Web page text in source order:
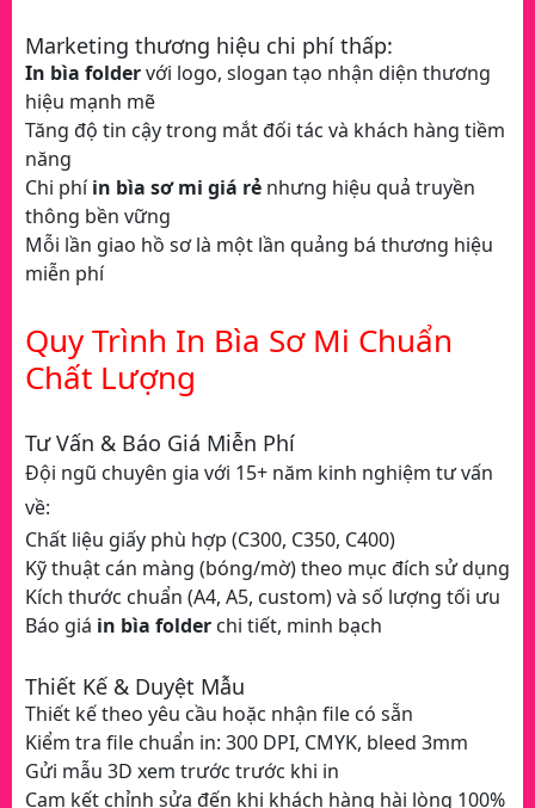
Marketing thương hiệu chi phí thấp:
In bìa foldervới logo, slogan tạo nhận diện thương
hiệu mạnh mẽ
Tăng độ tin cậy trong mắt đối tác và khách hàng tiềm
năng
Chi phíin bìa sơ mi giá rẻ nhưng hiệu quả truyền
thông bền vững
Mỗi lần giao hồ sơ là một lần quảng bá thương hiệu
miễn phí
Quy Trình In Bìa Sơ Mi Chuẩn
Chất Lượng
Tư Vấn & Báo Giá Miễn Phí
Đội ngũ chuyên gia với 15+ năm kinh nghiệm tư vấn
về:
Chất liệu giấy phù hợp (C300, C350, C400)
Kỹ thuật cán màng (bóng/mờ) theo mục đích sử dụng
Kích thước chuẩn (A4, A5, custom) và số lượng tối ưu
Báo giá in bìa folder chi tiết, minh bạch
Thiết Kế & Duyệt Mẫu
Thiết kế theo yêu cầu hoặc nhận file có sẵn
Kiểm tra file chuẩn in: 300 DPI, CMYK, bleed 3mm
Gửi mẫu 3D xem trước trước khi in
Cam kết chỉnh sửa đến khi khách hàng hài lòng 100%